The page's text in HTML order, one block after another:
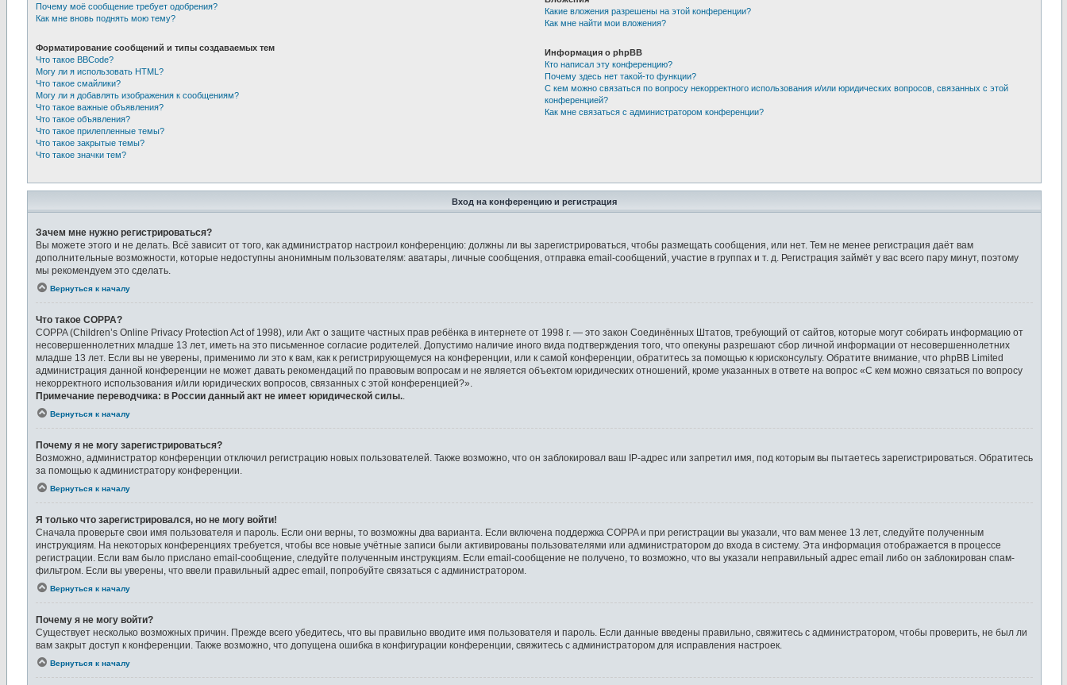
Почему моё сообщение требует одобрения?
Как мне вновь поднять мою тему?
Форматирование сообщений и типы создаваемых тем
Что такое BBCode?
Могу ли я использовать HTML?
Что такое смайлики?
Могу ли я добавлять изображения к сообщениям?
Что такое важные объявления?
Что такое объявления?
Что такое прилепленные темы?
Что такое закрытые темы?
Что такое значки тем?
Какие вложения разрешены на этой конференции?
Как мне найти мои вложения?
Информация о phpBB
Кто написал эту конференцию?
Почему здесь нет такой-то функции?
С кем можно связаться по вопросу некорректного использования и/или юридических вопросов, связанных с этой
конференцией?
Как мне связаться с администратором конференции?
Вход на конференцию и регистрация
Зачем мне нужно регистрироваться?
Вы можете этого и не делать. Всё зависит от того, как администратор настроил конференцию: должны ли вы зарегистрироваться, чтобы размещать сообщения, или нет. Тем не менее регистрация даёт вам
дополнительные возможности, которые недоступны анонимным пользователям: аватары, личные сообщения, отправка email-сообщений, участие в группах и т. д. Регистрация займёт у вас всего пару минут, поэтому
мы рекомендуем это сделать.
Вернуться к началу
Что такое COPPA?
COPPA (Children’s Online Privacy Protection Act of 1998), или Акт о защите частных прав ребёнка в интернете от 1998 г. — это закон Соединённых Штатов, требующий от сайтов, которые могут собирать информацию от
несовершеннолетних младше 13 лет, иметь на это письменное согласие родителей. Допустимо наличие иного вида подтверждения того, что опекуны разрешают сбор личной информации от несовершеннолетних
младше 13 лет. Если вы не уверены, применимо ли это к вам, как к регистрирующемуся на конференции, или к самой конференции, обратитесь за помощью к юрисконсульту. Обратите внимание, что phpBB Limited
администрация данной конференции не может давать рекомендаций по правовым вопросам и не является объектом юридических отношений, кроме указанных в ответе на вопрос «С кем можно связаться по вопросу
некорректного использования и/или юридических вопросов, связанных с этой конференцией?».
Примечание переводчика: в России данный акт не имеет юридической силы.
Вернуться к началу
Почему я не могу зарегистрироваться?
Возможно, администратор конференции отключил регистрацию новых пользователей. Также возможно, что он заблокировал ваш IP-адрес или запретил имя, под которым вы пытаетесь зарегистрироваться. Обратитесь
за помощью к администратору конференции.
Вернуться к началу
Я только что зарегистрировался, но не могу войти!
Сначала проверьте свои имя пользователя и пароль. Если они верны, то возможны два варианта. Если включена поддержка COPPA и при регистрации вы указали, что вам менее 13 лет, следуйте полученным
инструкциям. На некоторых конференциях требуется, чтобы все новые учётные записи были активированы пользователями или администратором до входа в систему. Эта информация отображается в процессе
регистрации. Если вам было прислано email-сообщение, следуйте полученным инструкциям. Если email-сообщение не получено, то возможно, что вы указали неправильный адрес email либо он заблокирован спам-
фильтром. Если вы уверены, что ввели правильный адрес email, попробуйте связаться с администратором.
Вернуться к началу
Почему я не могу войти?
Существует несколько возможных причин. Прежде всего убедитесь, что вы правильно вводите имя пользователя и пароль. Если данные введены правильно, свяжитесь с администратором, чтобы проверить, не был ли
вам закрыт доступ к конференции. Также возможно, что допущена ошибка в конфигурации конференции, свяжитесь с администратором для исправления настроек.
Вернуться к началу